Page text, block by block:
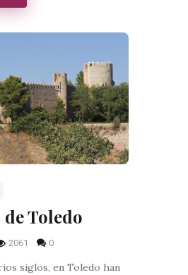
Toledo
2061 0
siglos, en Toledo han